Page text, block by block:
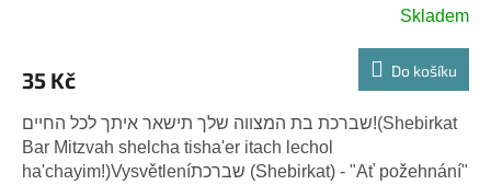
Skladem
35 Kč Do košíku
שברכת בת המצווה שלך תישאר איתך לכל החיים!(Shebirkat
Bar Mitzvah shelcha tisha'er itach lechol
ha'chayim!)Vysvětleníשברכת (Shebirkat) - "Ať požehnání"